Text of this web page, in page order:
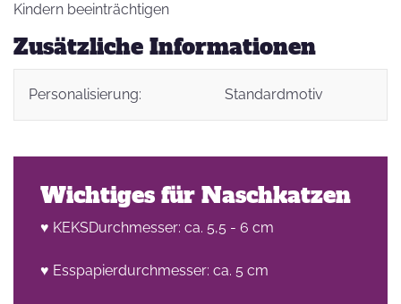
Kindern beeinträchtigen
Zusätzliche Informationen
Personalisierung: Standardmotiv
Wichtiges für Naschkatzen
♥ KEKSDurchmesser: ca. 5,5 - 6 cm
♥ Esspapierdurchmesser: ca. 5 cm